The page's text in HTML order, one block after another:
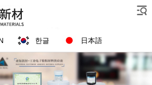
한글 日本語